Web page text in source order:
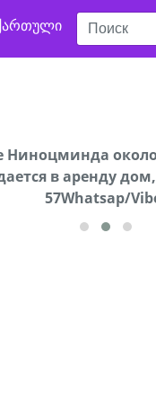
Ниноцминда
в аренду дом,
57Whatsap/
машина марки
57Whatsap/